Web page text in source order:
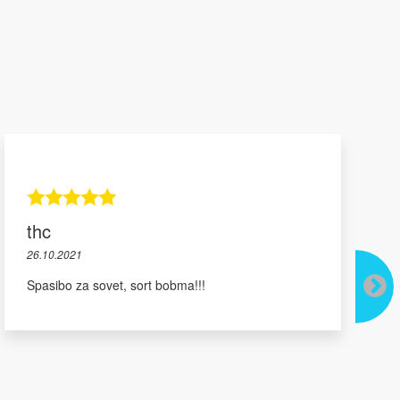
thc
26.10.2021
Spasibo za sovet, sort bobma!!!